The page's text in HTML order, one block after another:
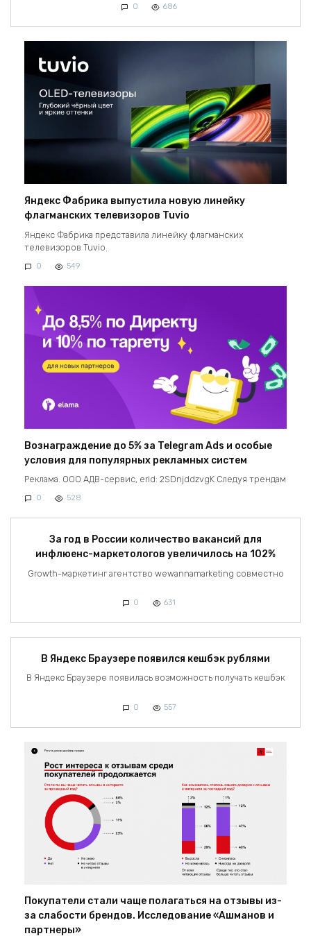
0 686
Яндекс Фабрика выпустила новую линейку
флагманских телевизоров Tuvio
Яндекс Фабрика представила линейку флагманских
телевизоров Tuvio.
0 549
Вознаграждение до 5% за Telegram Ads и особые
условия для популярных рекламных систем
Реклама. ООО АДВ-сервис, erid: 2SDnjddzvgK Следуя трендам
0 528
За год в России количество вакансий для
инфлюенс-маркетологов увеличилось на 102%
Growth-маркетинг агентство wewannamarketing совместно
0 631
В Яндекс Браузере появился кешбэк рублями
В Яндекс Браузере появилась возможность получать кешбэк
0 557
Покупатели стали чаще полагаться на отзывы из-
за слабости брендов. Исследование «Ашманов и
партнеры»